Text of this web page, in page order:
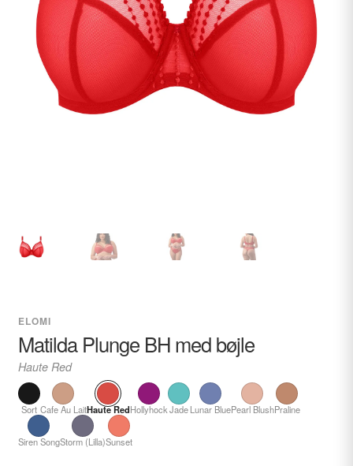
ELOMI
Matilda Plunge BH med bøjle
Haute Red
Sort Cafe Au LaitHaute RedHollyhockJade Lunar BluePearl BlushPraline
Siren SongStorm (Lilla)Sunset